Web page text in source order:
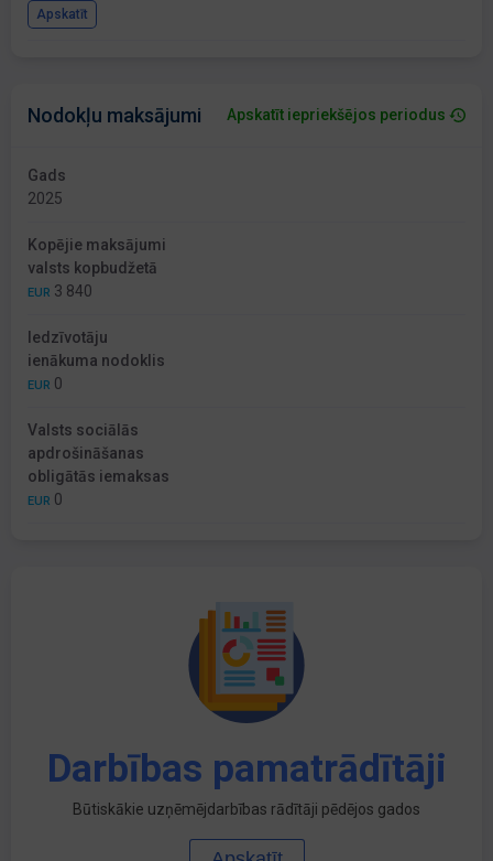
Apskatīt
Nodokļu maksājumi Apskatīt iepriekšējos periodus
Gads
2025
Kopējie maksājumi
valsts kopbudžetā
EUR 3 840
Iedzīvotāju
ienākuma nodoklis
EUR 0
Valsts sociālās
apdrošināšanas
obligātās iemaksas
EUR 0
Darbības pamatrādītāji
Būtiskākie uzņēmējdarbības rādītāji pēdējos gados